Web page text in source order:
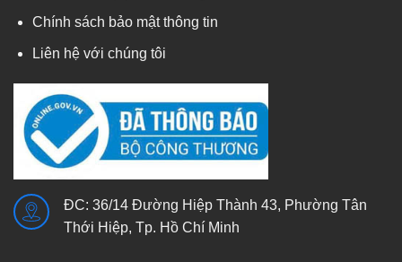
Chính sách bảo mật thông tin
Liên hệ với chúng tôi
ĐC: 36/14 Đường Hiệp Thành 43, Phường Tân
Thới Hiệp, Tp. Hồ Chí Minh